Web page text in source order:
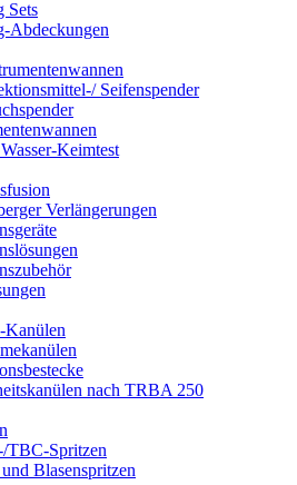
Sets
Abdeckungen
Seifenspender
Keimtest
Verlängerungen
Kanülen
nach TRBA 250
TBC-Spritzen
Blasenspritzen